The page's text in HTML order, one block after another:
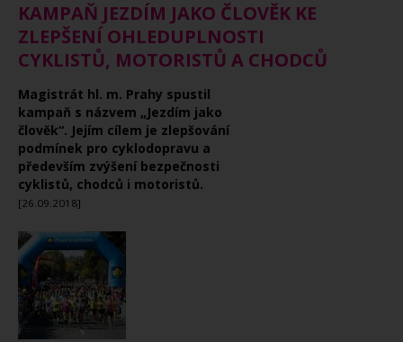
KAMPAŇ JEZDÍM JAKO ČLOVĚK KE
ZLEPŠENÍ OHLEDUPLNOSTI
CYKLISTŮ, MOTORISTŮ A CHODCŮ
Magistrát hl. m. Prahy spustil
kampaň s názvem „Jezdím jako
člověk“. Jejím cílem je zlepšování
podmínek pro cyklodopravu a
především zvýšení bezpečnosti
cyklistů, chodců i motoristů.
[26.09.2018]